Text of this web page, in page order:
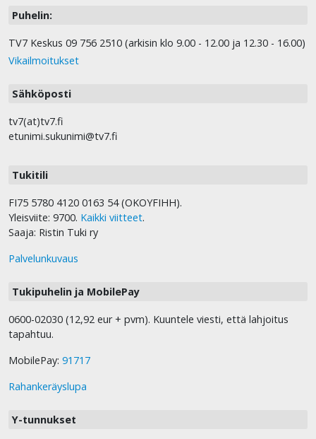
Puhelin:
TV7 Keskus 09 756 2510 (arkisin klo 9.00 - 12.00 ja 12.30 - 16.00)
Vikailmoitukset
Sähköposti
tv7(at)tv7.fi
etunimi.sukunimi@tv7.fi
Tukitili
FI75 5780 4120 0163 54 (OKOYFIHH).
Yleisviite: 9700. Kaikki viitteet.
Saaja: Ristin Tuki ry
Palvelunkuvaus
Tukipuhelin ja MobilePay
0600-02030 (12,92 eur + pvm). Kuuntele viesti, että lahjoitus
tapahtuu.
MobilePay: 91717
Rahankeräyslupa
Y-tunnukset